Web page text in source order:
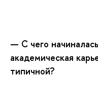
— С чего
академическая
типичной?